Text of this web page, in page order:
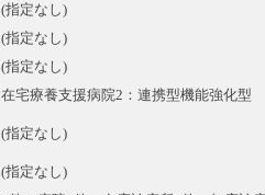
(指定なし)
(指定なし)
(指定なし)
在宅療養支援病院2：連携型機能強化型
(指定なし)
(指定なし)